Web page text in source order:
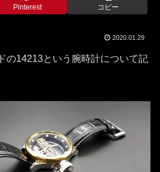
Pinterest コピー
2020.01.29
の14213という腕時計について記